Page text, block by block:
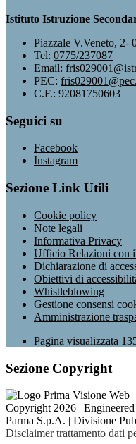
Istituto Istruzione
Piazzale V.Veneto, 2-
Tel: 0775/237087
Email:
PEC:
C.F.: 92081750603
Seguici su
Facebook
Instagram
Sezione Link Utili
Cookie policy
Note legali
Informativa Privacy
Ufficio Relazioni con
Dichiarazione di
Obiettivi di
Whistleblowing
Gestione consensi
Amministrazione
Pagina visualizzata
Sezione Copyright
Copyright 2026 |
Parma S.p.A. | Divisione
Disclaimer trattamento dati